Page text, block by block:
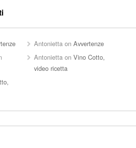
Antonietta onAvvertenze
Antonietta onVino Cotto,
video ricetta